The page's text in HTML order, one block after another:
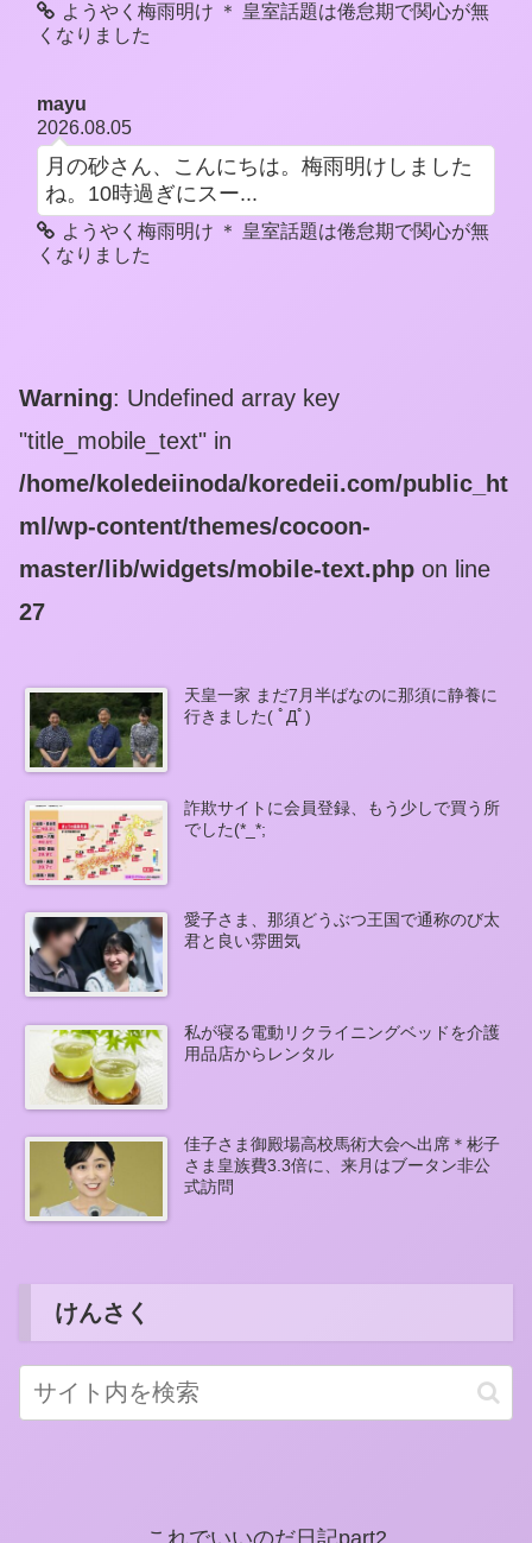
ようやく梅雨明け ＊ 皇室話題は倦怠期で関心が無
くなりました
mayu
2026.08.05
月の砂さん、こんにちは。梅雨明けしました
ね。10時過ぎにスー...
ようやく梅雨明け ＊ 皇室話題は倦怠期で関心が無
くなりました
Warning: Undefined array key
"title_mobile_text" in
/home/koledeiinoda/koredeii.com/public_ht
ml/wp-content/themes/cocoon-
master/lib/widgets/mobile-text.php on line
27
天皇一家 まだ7月半ばなのに那須に静養に
行きました( ﾟДﾟ)
詐欺サイトに会員登録、もう少しで買う所
でした(*_*;
愛子さま、那須どうぶつ王国で通称のび太
君と良い雰囲気
私が寝る電動リクライニングベッドを介護
用品店からレンタル
佳子さま御殿場高校馬術大会へ出席＊彬子
さま皇族費3.3倍に、来月はブータン非公
式訪問
けんさく